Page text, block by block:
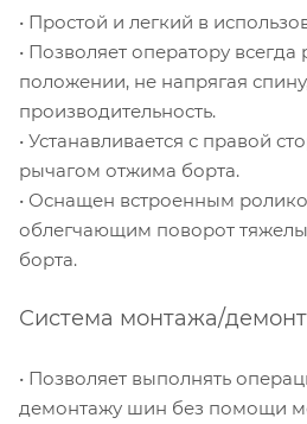
• Простой и легкий в
• Позволяет оператору
положении, не напрягая
производительность.
• Устанавливается с правой
рычагом отжима борта.
• Оснащен встроенным
облегчающим поворот
борта.
Система монтажа/
• Позволяет выполнять
демонтажу шин без помощи